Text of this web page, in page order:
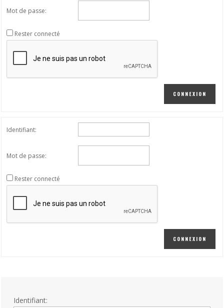
Mot de passe:
Rester connecté
CONNEXION
Identifiant:
Mot de passe:
Rester connecté
CONNEXION
Identifiant: